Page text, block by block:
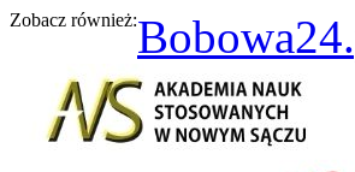
Zobacz również: